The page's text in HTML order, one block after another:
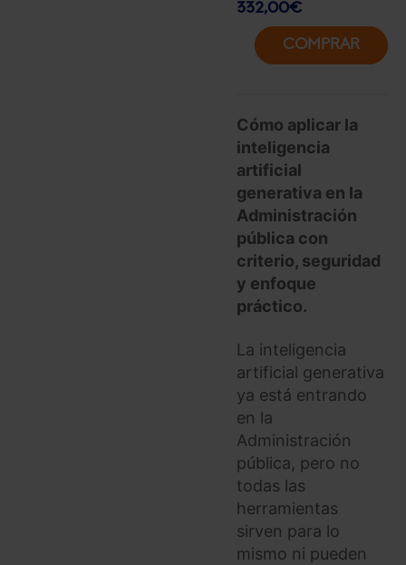
332,00€
COMPRAR
Cómo aplicar la
inteligencia
artificial
generativa en la
Administración
pública con
criterio, seguridad
y enfoque
práctico.
La inteligencia
artificial generativa
ya está entrando
en la
Administración
pública, pero no
todas las
herramientas
sirven para lo
mismo ni pueden